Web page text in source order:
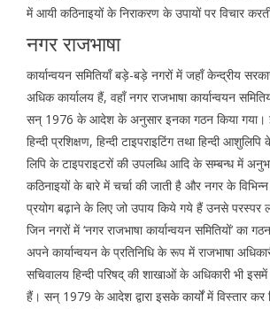
में आयी कठिनाइयों के निराकरण के उपायों पर विचार
नगर राजभाषा
कार्यान्वयन समितियाँ बड़े-बड़े नगरों में जहाँ केन्द्रीय
अधिक कार्यालय हैं, वहाँ नगर राजभाषा कार्यान्वयन
सन् 1976 के आदेश के अनुसार इनका गठन किया गया।
हिन्दी प्रशिक्षण, हिन्दी टाइपराइटिंग तथा हिन्दी
लिपि के टाइपराइटरों की उपलब्धि आदि के सम्बन्ध में
कठिनाइयों के बारे में चर्चा की जाती है और नगर के विभिन्न
प्रयोग बढ़ाने के लिए जो उपाय किये गये हैं उनसे परस्पर
जिन नगरों में ‘नगर राजभाषा कार्यान्वयन समितियों’ का
अपने कार्यान्वयन के प्रतिनिधि के रूप में राजभाषा
सचिवालय हिन्दी परिषद् की शाखाओं के अधिकारी भी
हैं। सन् 1979 के आदेश द्वारा इसके कार्यों में विस्तार कर